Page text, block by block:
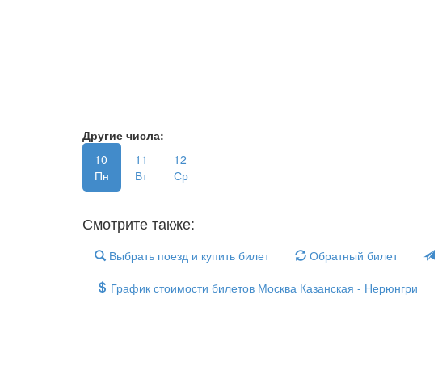
Другие числа:
10
Пн
11
Вт
12
Ср
Смотрите также:
Выбрать поезд и купить билет Обратный билет
График стоимости билетов Москва Казанская - Нерюнгри